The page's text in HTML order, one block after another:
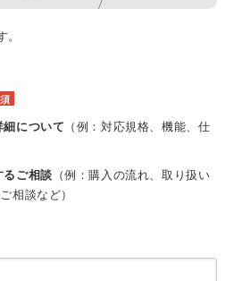
。
について （例：対応規格、機能、仕
るご相談 （例：購入の流れ、取り扱い
相談など）